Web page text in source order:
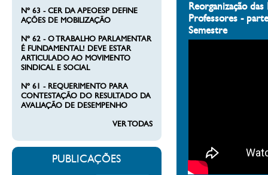
Nº 63 - CER DA APEOESP DEFINE
AÇÕES DE MOBILIZAÇÃO
Nº 62 - O TRABALHO PARLAMENTAR
É FUNDAMENTAL! DEVE ESTAR
ARTICULADO AO MOVIMENTO
SINDICAL E SOCIAL
Nº 61 - REQUERIMENTO PARA
CONTESTAÇÃO DO RESULTADO DA
AVALIAÇÃO DE DESEMPENHO
VER TODAS
PUBLICAÇÕES
Reorganização
Professores -
Semestre